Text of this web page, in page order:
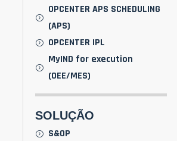
OPCENTER APS SCHEDULING
(APS)
OPCENTER IPL
MyIND for execution
(OEE/MES)
SOLUÇÃO
S&OP